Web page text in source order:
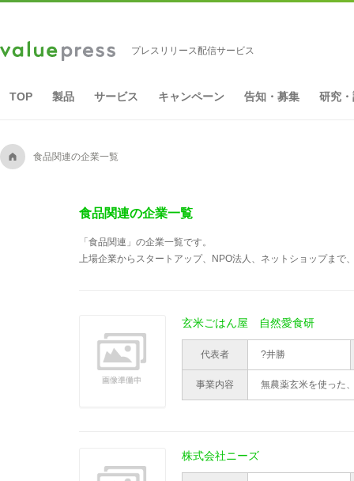
プレスリリース配信サービス
TOP 製品 サービス キャンペーン 告知・募集 研究
A 食品関連の企業一覧
食品関連の企業一覧
「食品関連」の企業一覧です。
上場企業からスタートアップ、NPO法人、ネットショップま
玄米ごはん屋 自然愛食研
代表者 ?井勝
事業内容 無農薬玄米を使った
株式会社ニーズ